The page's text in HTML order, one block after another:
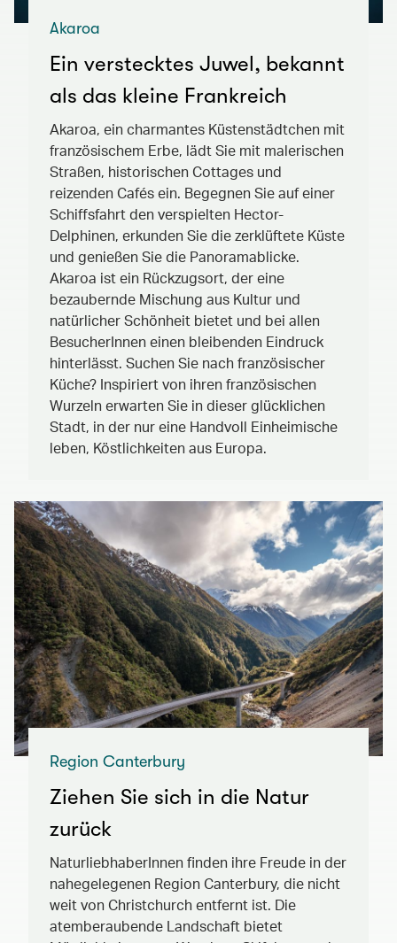
Akaroa
Ein verstecktes Juwel, bekannt
als das kleine Frankreich
Akaroa, ein charmantes Küstenstädtchen mit
französischem Erbe, lädt Sie mit malerischen
Straßen, historischen Cottages und
reizenden Cafés ein. Begegnen Sie auf einer
Schiffsfahrt den verspielten Hector-
Delphinen, erkunden Sie die zerklüftete Küste
und genießen Sie die Panoramablicke.
Akaroa ist ein Rückzugsort, der eine
bezaubernde Mischung aus Kultur und
natürlicher Schönheit bietet und bei allen
BesucherInnen einen bleibenden Eindruck
hinterlässt. Suchen Sie nach französischer
Küche? Inspiriert von ihren französischen
Wurzeln erwarten Sie in dieser glücklichen
Stadt, in der nur eine Handvoll Einheimische
leben, Köstlichkeiten aus Europa.
Region Canterbury
Ziehen Sie sich in die Natur
zurück
NaturliebhaberInnen finden ihre Freude in der
nahegelegenen Region Canterbury, die nicht
weit von Christchurch entfernt ist. Die
atemberaubende Landschaft bietet